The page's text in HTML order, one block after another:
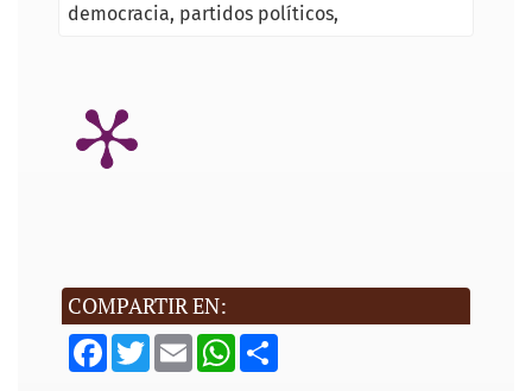
democracia partidos políticos
COMPARTIR EN:
F
a
T
w
E
m
W
S